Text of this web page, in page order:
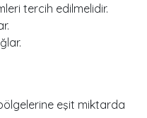
tercih edilmelidir.
eşit miktarda